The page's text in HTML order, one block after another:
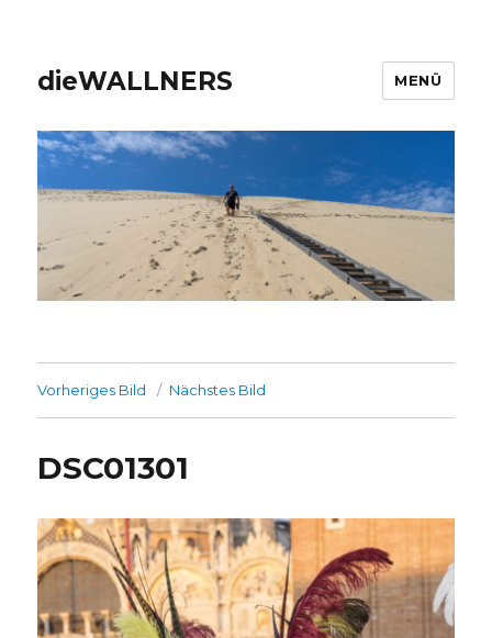
dieWALLNERS MENÜ
Vorheriges Bild Nächstes Bild
DSC01301